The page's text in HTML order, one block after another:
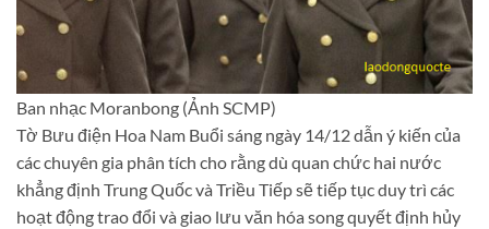
Ban nhạc Moranbong (Ảnh SCMP)
Tờ Bưu điện Hoa Nam Buổi sáng ngày 14/12 dẫn ý kiến của
các chuyên gia phân tích cho rằng dù quan chức hai nước
khẳng định Trung Quốc và Triều Tiếp sẽ tiếp tục duy trì các
hoạt động trao đổi và giao lưu văn hóa song quyết định hủy